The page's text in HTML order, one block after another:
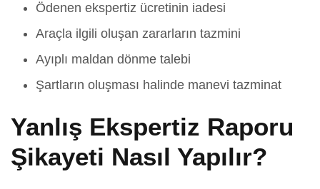
Ödenen ekspertiz ücretinin iadesi
Araçla ilgili oluşan zararların tazmini
Ayıplı maldan dönme talebi
Şartların oluşması halinde manevi tazminat
Yanlış Ekspertiz Raporu
Şikayeti Nasıl Yapılır?